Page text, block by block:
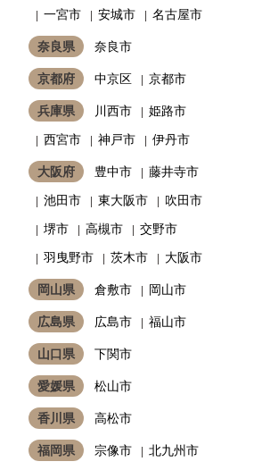
一宮市
安城市 名古屋市
奈良県 奈良市
京都府 中京区 京都市
兵庫県 川西市
姫路市
西宮市
神戸市 伊丹市
大阪府 豊中市
藤井寺市
池田市
東大阪市
吹田市
堺市
高槻市
交野市
羽曳野市
茨木市 大阪市
岡山県 倉敷市 岡山市
広島県 広島市 福山市
山口県 下関市
愛媛県 松山市
香川県 高松市
福岡県 宗像市
北九州市